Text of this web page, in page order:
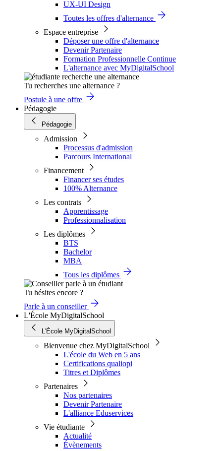
UX-UI Design
Toutes les offres d'alternance
Espace entreprise
Déposer une offre d'alternance
Devenir Partenaire
Formation Professionnelle Continue
L'alternance avec MyDigitalSchool
Tu recherches une alternance ?
Postule à une offre
Pédagogie
Pédagogie
Admission
Processus d'admission
Parcours International
Financement
Financer ses études
100% Alternance
Les contrats
Apprentissage
Professionnalisation
Les diplômes
BTS
Bachelor
MBA
Tous les diplômes
Tu hésites encore ?
Parle à un conseiller
L'École MyDigitalSchool
L'École MyDigitalSchool
Bienvenue chez MyDigitalSchool
L'école du Web en 5 ans
Certifications qualiopi
Titres et Diplômes
Partenaires
Nos partenaires
Devenir Partenaire
L'alliance Eduservices
Vie étudiante
Actualité
Évènements